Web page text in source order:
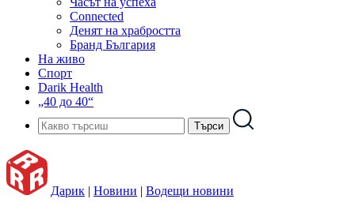
Connected
Денят на храбростта
Бранд България
На живо
Спорт
Darik Health
„40 до 40“
Дарик | Новини | Водещи новини